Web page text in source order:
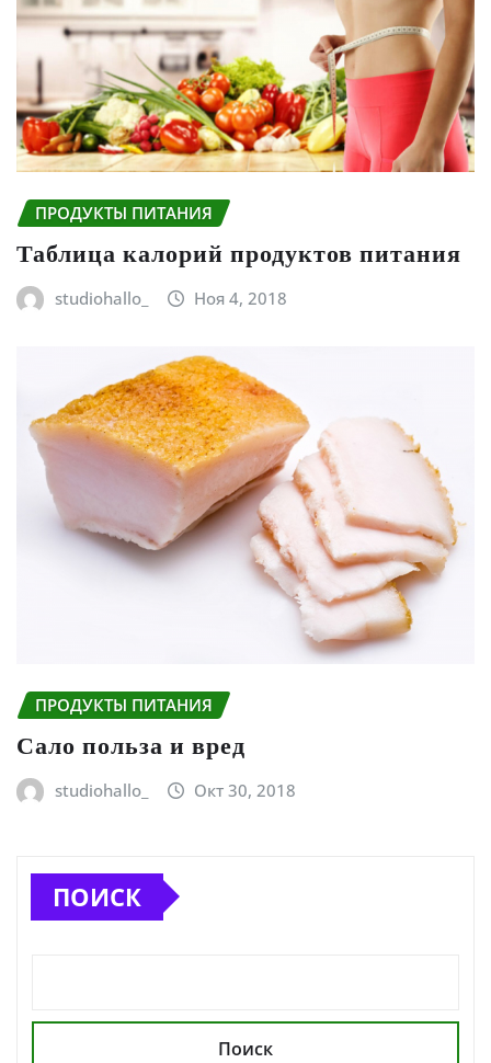
ПРОДУКТЫ ПИТАНИЯ
Таблица калорий продуктов питания
studiohallo_ Ноя 4, 2018
ПРОДУКТЫ ПИТАНИЯ
Сало польза и вред
studiohallo_ Окт 30, 2018
ПОИСК
Поиск